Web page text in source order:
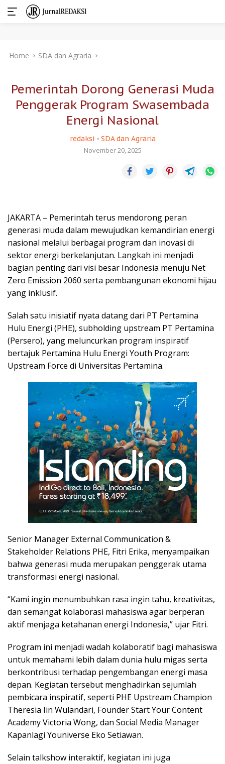
Home SDA dan Agraria
Pemerintah Dorong Generasi Muda
Penggerak Program Swasembada
Energi Nasional
redaksi - SDA dan Agraria
November 20, 2025
JAKARTA – Pemerintah terus mendorong peran
generasi muda dalam mewujudkan kemandirian energi
nasional melalui berbagai program dan inovasi di
sektor energi berkelanjutan. Langkah ini menjadi
bagian penting dari visi besar Indonesia menuju Net
Zero Emission 2060 serta pembangunan ekonomi hijau
yang inklusif.
Salah satu inisiatif nyata datang dari PT Pertamina
Hulu Energi (PHE), subholding upstream PT Pertamina
(Persero), yang meluncurkan program inspiratif
bertajuk Pertamina Hulu Energi Youth Program:
Upstream Force di Universitas Pertamina.
Senior Manager External Communication &
Stakeholder Relations PHE, Fitri Erika, menyampaikan
bahwa generasi muda merupakan penggerak utama
transformasi energi nasional.
“Kami ingin menumbuhkan rasa ingin tahu, kreativitas,
dan semangat kolaborasi mahasiswa agar berperan
aktif menjaga ketahanan energi Indonesia,” ujar Fitri.
Program ini menjadi wadah kolaboratif bagi mahasiswa
untuk memahami lebih dalam dunia hulu migas serta
berkontribusi terhadap pengembangan energi masa
depan. Kegiatan tersebut menghadirkan sejumlah
pembicara inspiratif, seperti PHE Upstream Champion
Theresia Iin Wulandari, Founder Start Your Content
Academy Victoria Wong, dan Social Media Manager
Kapanlagi Youniverse Eko Setiawan.
Selain talkshow interaktif, kegiatan ini juga